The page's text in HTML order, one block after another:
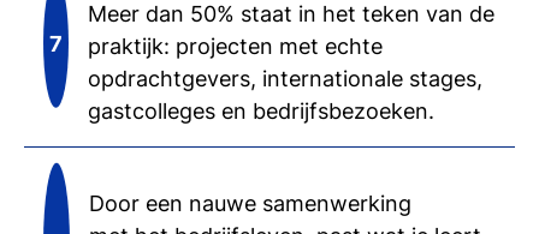
Meer dan 50% staat in het teken van de
praktijk: projecten met echte
opdrachtgevers, internationale stages,
gastcolleges en bedrijfsbezoeken.
Door een nauwe samenwerking